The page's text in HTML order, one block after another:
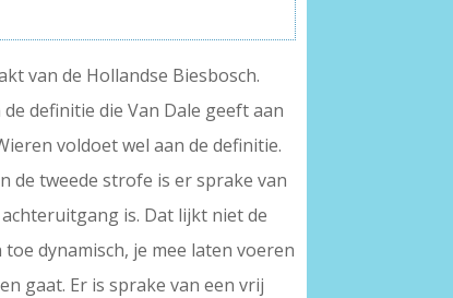
van de Hollandse Biesbosch.
definitie die Van Dale geeft aan
voldoet wel aan de definitie.
de tweede strofe is er sprake van
is. Dat lijkt niet de
dynamisch, je mee laten voeren
gaat. Er is sprake van een vrij